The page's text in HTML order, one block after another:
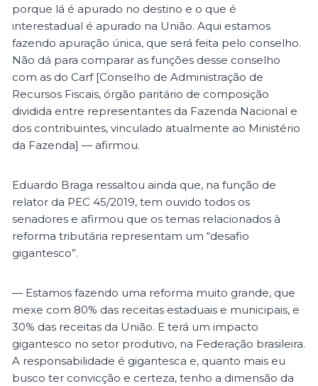
porque lá é apurado no destino e o que é
interestadual é apurado na União. Aqui estamos
fazendo apuração única, que será feita pelo conselho.
Não dá para comparar as funções desse conselho
com as do Carf [Conselho de Administração de
Recursos Fiscais, órgão paritário de composição
dividida entre representantes da Fazenda Nacional e
dos contribuintes, vinculado atualmente ao Ministério
da Fazenda] — afirmou.
Eduardo Braga ressaltou ainda que, na função de
relator da PEC 45/2019, tem ouvido todos os
senadores e afirmou que os temas relacionados à
reforma tributária representam um “desafio
gigantesco”.
— Estamos fazendo uma reforma muito grande, que
mexe com 80% das receitas estaduais e municipais, e
30% das receitas da União. E terá um impacto
gigantesco no setor produtivo, na Federação brasileira.
A responsabilidade é gigantesca e, quanto mais eu
busco ter convicção e certeza, tenho a dimensão da